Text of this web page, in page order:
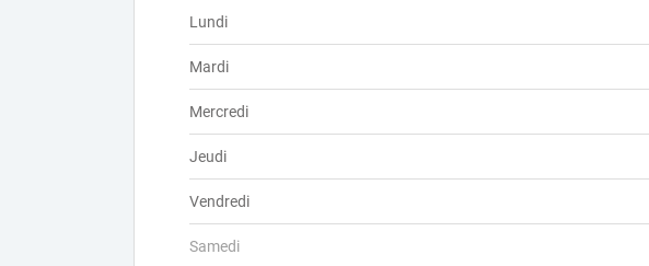
Lundi
Mardi
Mercredi
Jeudi
Vendredi
Samedi